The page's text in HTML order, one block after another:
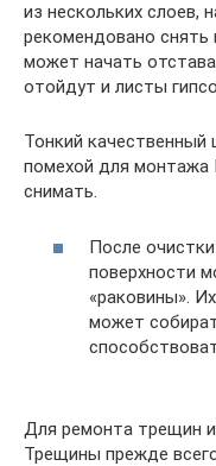
из нескольких слоев,
рекомендовано
может начать
отойдут и листы
Тонкий качественный
помехой для монтажа
снимать.
После
поверхности
«раковины».
может
Для ремонта трещин
Трещины прежде